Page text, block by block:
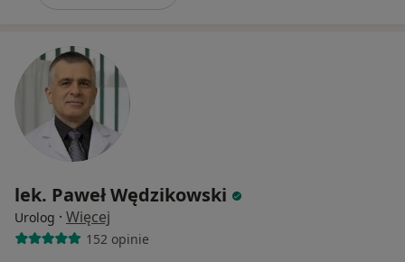
lek. Paweł Wędzikowski
Urolog · Więcej
152 opinie